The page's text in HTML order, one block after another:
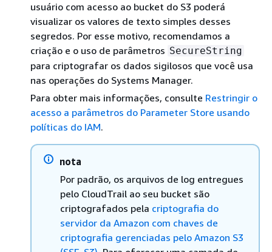
usuário com acesso ao bucket do S3 poderá
visualizar os valores de texto simples desses
segredos. Por esse motivo, recomendamos a
criação e o uso de parâmetros SecureString
para criptografar os dados sigilosos que você usa
nas operações do Systems Manager.
Para obter mais informações, consulte Restringir o
acesso a parâmetros do Parameter Store usando
políticas do IAM.
nota
Por padrão, os arquivos de log entregues
pelo CloudTrail ao seu bucket são
criptografados pela criptografia do
servidor da Amazon com chaves de
criptografia gerenciadas pelo Amazon S3